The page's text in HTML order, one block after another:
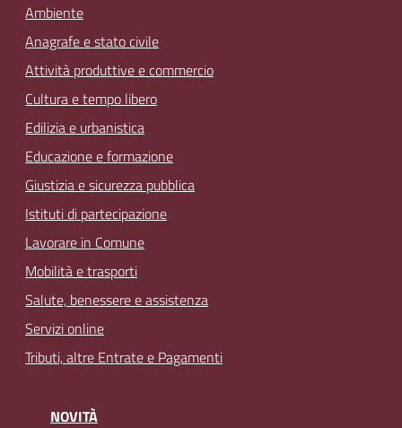
Ambiente
Anagrafe e stato civile
Attività produttive e commercio
Cultura e tempo libero
Edilizia e urbanistica
Educazione e formazione
Giustizia e sicurezza pubblica
Istituti di partecipazione
Lavorare in Comune
Mobilità e trasporti
Salute, benessere e assistenza
Servizi online
Tributi, altre Entrate e Pagamenti
NOVITÀ